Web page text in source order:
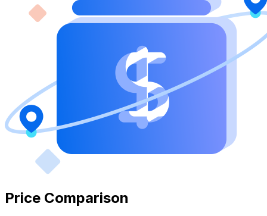
Price Comparison